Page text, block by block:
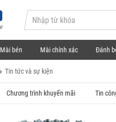
Mài bén Mài chính xác Đánh
Tin tức và sự kiện
Chương trình khuyến mãi Tin